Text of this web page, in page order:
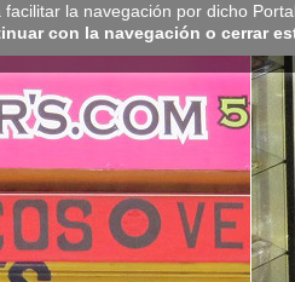
la navegación por dicho
con la navegación o cerrar